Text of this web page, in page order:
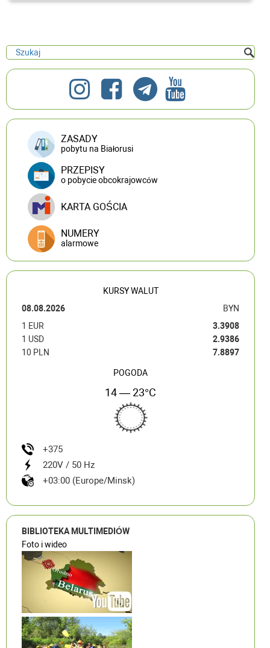
ZASADY
pobytu na Białorusi
PRZEPISY
o pobycie obcokrajowców
KARTA GOŚCIA
NUMERY
alarmowe
KURSY WALUT
08.08.2026
BYN
1 EUR
3.3908
1 USD
2.9386
10 PLN
7.8897
POGODA
14 — 23°C
+375
220V / 50 Hz
+03:00 (Europe/Minsk)
BIBLIOTEKA MULTIMEDIÓW
Foto i wideo